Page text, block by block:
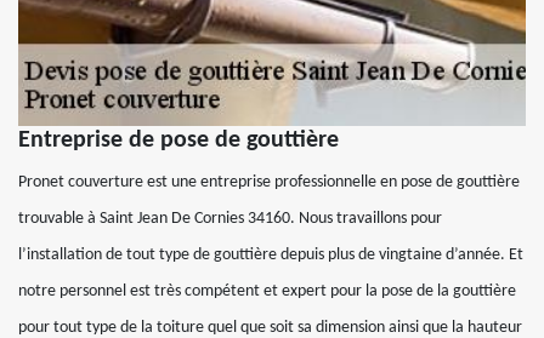
Entreprise de pose de gouttière
Pronet couverture est une entreprise professionnelle en pose de gouttière
trouvable à Saint Jean De Cornies 34160. Nous travaillons pour
l’installation de tout type de gouttière depuis plus de vingtaine d’année. Et
notre personnel est très compétent et expert pour la pose de la gouttière
pour tout type de la toiture quel que soit sa dimension ainsi que la hauteur